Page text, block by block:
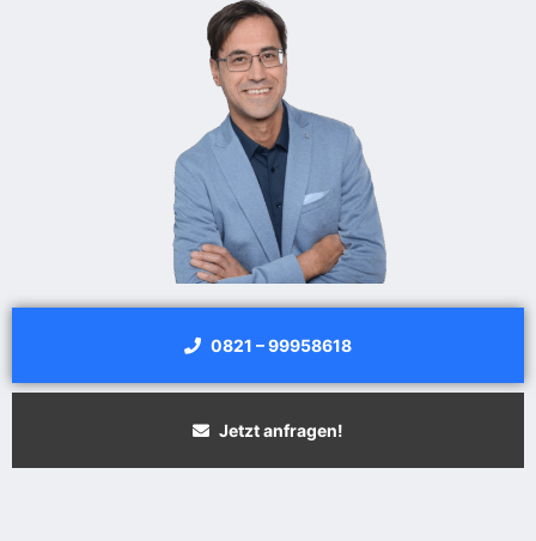
0821 – 99958618
Jetzt anfragen!